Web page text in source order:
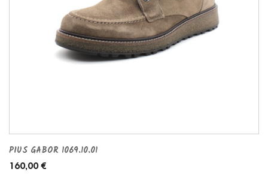
PIUS GABOR 1069.10.01
160,00 €